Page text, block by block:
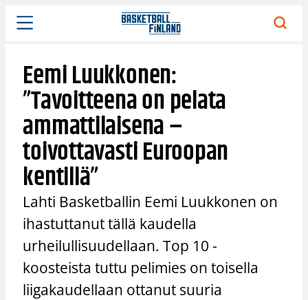
Siirry
sisältöön
Eemi Luukkonen:
”Tavoitteena on pelata
ammattilaisena –
toivottavasti Euroopan
kentillä”
Lahti Basketballin Eemi Luukkonen on
ihastuttanut tällä kaudella
urheilullisuudellaan. Top 10 -
koosteista tuttu pelimies on toisella
liigakaudellaan ottanut suuria